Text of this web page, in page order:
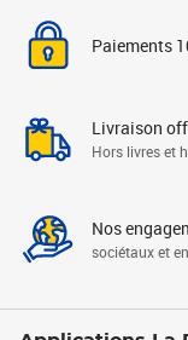
Paiements
Livraison
Hors livres et
Nos
sociétaux et